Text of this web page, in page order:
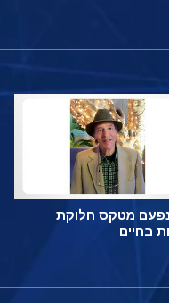
מטקס חלוקת
בחיים